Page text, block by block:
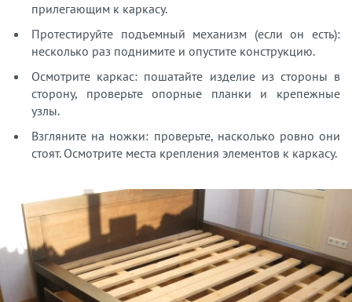
прилегающим к каркасу.
Протестируйте подъемный механизм (если он есть):
несколько раз поднимите и опустите конструкцию.
Осмотрите каркас: пошатайте изделие из стороны в
сторону, проверьте опорные планки и крепежные
узлы.
Взгляните на ножки: проверьте, насколько ровно они
стоят. Осмотрите места крепления элементов к каркасу.